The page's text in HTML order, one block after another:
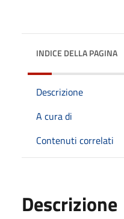
INDICE DELLA PAGINA
Descrizione
A cura di
Contenuti correlati
Descrizione